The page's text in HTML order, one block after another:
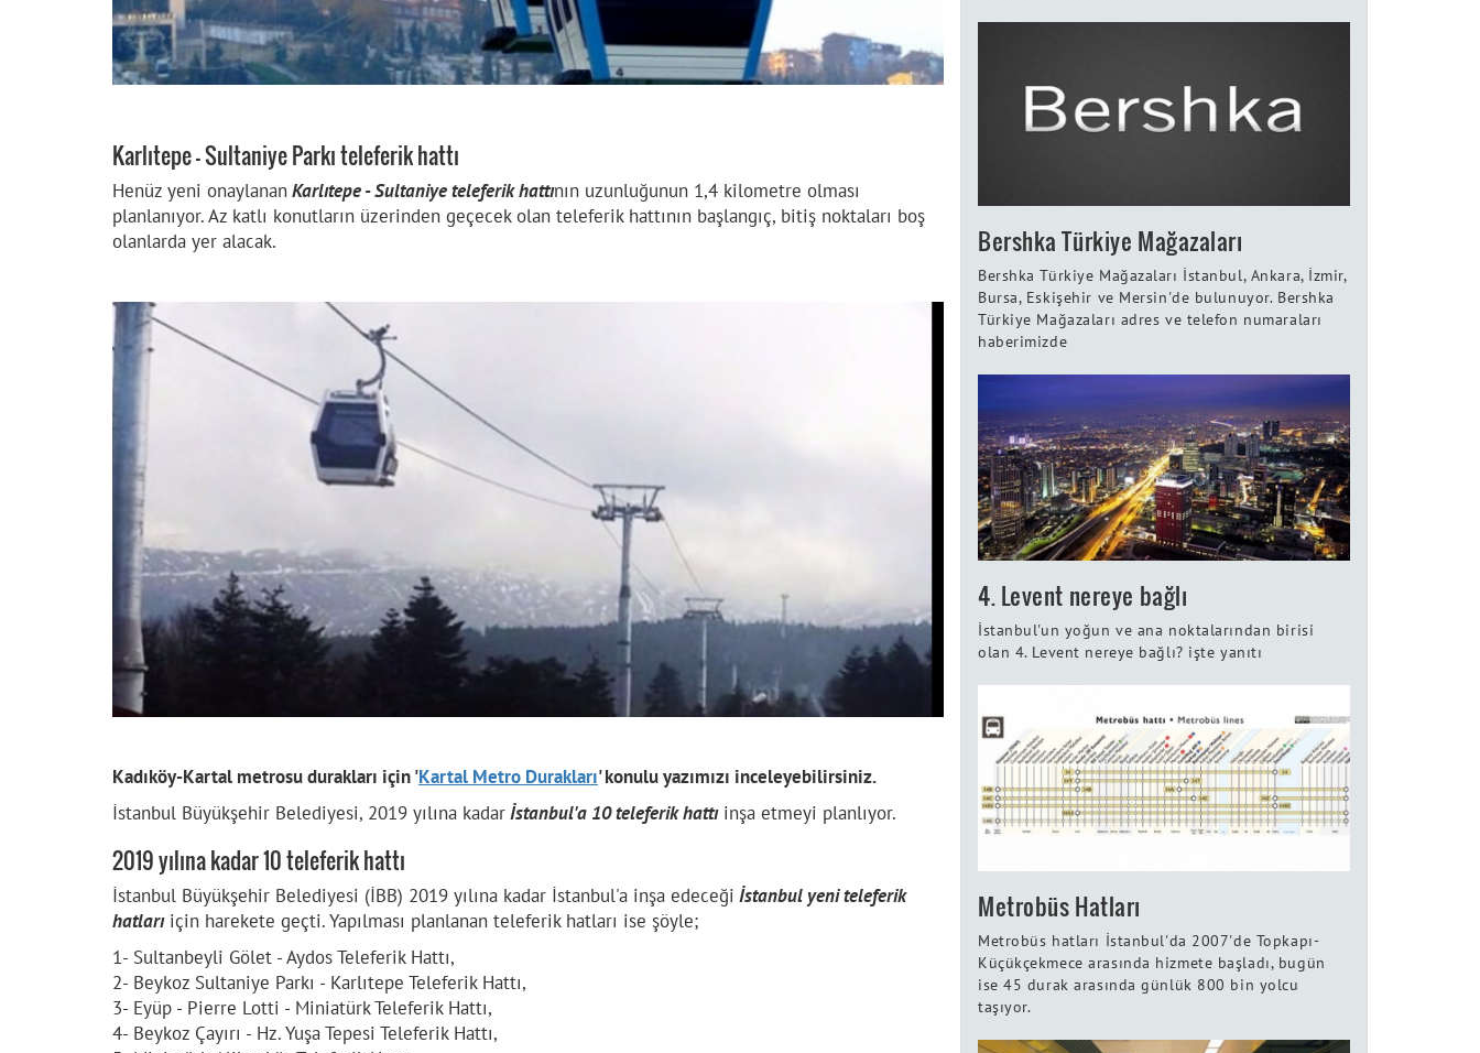
Karlıtepe - Sultaniye Parkı teleferik hattı
Henüz yeni onaylananKarlıtepe - Sultaniye teleferik hattının uzunluğunun 1,4 kilometre olması
planlanıyor. Az katlı konutların üzerinden geçecek olan teleferik hattının başlangıç, bitiş noktaları boş
olanlarda yer alacak.
Kadıköy-Kartal metrosu durakları için 'Kartal Metro Durakları' konulu yazımızı inceleyebilirsiniz.
İstanbul Büyükşehir Belediyesi, 2019 yılına kadarİstanbul'a 10 teleferik hattıinşa etmeyi planlıyor.
2019 yılına kadar 10 teleferik hattı
İstanbul Büyükşehir Belediyesi (İBB) 2019 yılına kadar İstanbul'a inşa edeceği İstanbul yeni teleferik
hatlarıiçin harekete geçti. Yapılması planlanan teleferik hatları ise şöyle;
1- Sultanbeyli Gölet - Aydos Teleferik Hattı,
2- Beykoz Sultaniye Parkı - Karlıtepe Teleferik Hattı,
3- Eyüp - Pierre Lotti - Miniatürk Teleferik Hattı,
4- Beykoz Çayırı - Hz. Yuşa Tepesi Teleferik Hattı,
Bershka Türkiye Mağazaları
Bershka Türkiye Mağazaları İstanbul, Ankara, İzmir,
Bursa, Eskişehir ve Mersin'de bulunuyor. Bershka
Türkiye Mağazaları adres ve telefon numaraları
haberimizde
4. Levent nereye bağlı
İstanbul'un yoğun ve ana noktalarından birisi
olan 4. Levent nereye bağlı? işte yanıtı
Metrobüs Hatları
Metrobüs hatları İstanbul'da 2007'de Topkapı-
Küçükçekmece arasında hizmete başladı, bugün
ise 45 durak arasında günlük 800 bin yolcu
taşıyor.